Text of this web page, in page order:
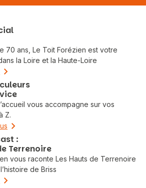
70 ans, Le Toit Forézien est votre
la Loire et la Haute-Loire
vous accompagne sur vos
Z.
:
Terrenoire
vous raconte Les Hauts de Terrenoire
de Briss